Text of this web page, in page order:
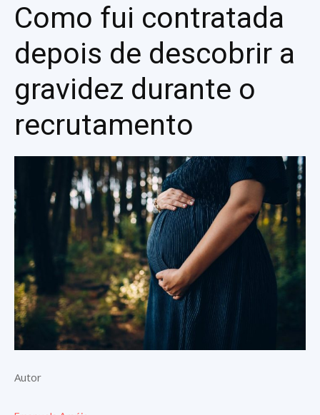
Como fui contratada
depois de descobrir a
gravidez durante o
recrutamento
Autor